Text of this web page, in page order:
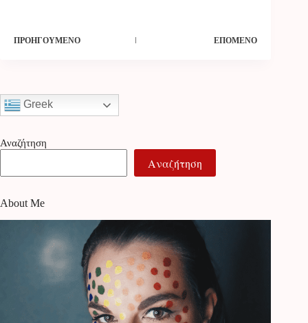
ΠΡΟΗΓΟΎΜΕΝΟ ΕΠΌΜΕΝΟ
Greek
Αναζήτηση
Αναζήτηση
About Me